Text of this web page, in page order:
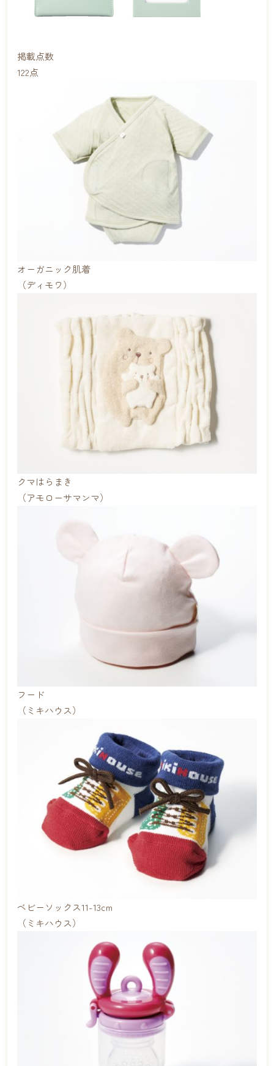
掲載点数
122点
オーガニック肌着
（ディモワ）
クマはらまき
（アモローサマンマ）
フード
（ミキハウス）
ベビーソックス11-13cm
（ミキハウス）